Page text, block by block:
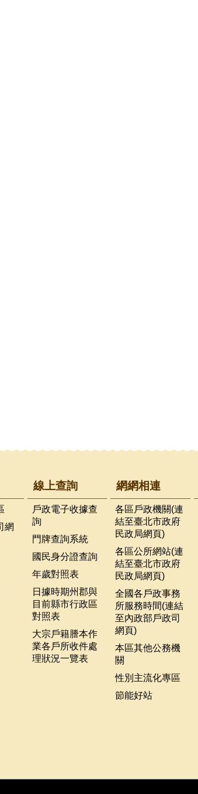
網
線上查詢
戶政電子收據查
詢
門牌查詢系統
國民身分證查詢
年歲對照表
日據時期州郡與
目前縣市行政區
對照表
大宗戶籍謄本作
業各戶所收件處
理狀況一覽表
網網相連
各區戶政機關(連
結至臺北市政府
民政局網頁)
各區公所網站(連
結至臺北市政府
民政局網頁)
全國各戶政事務
所服務時間(連結
至內政部戶政司
網頁)
本區其他公務機
關
性別主流化專區
節能好站